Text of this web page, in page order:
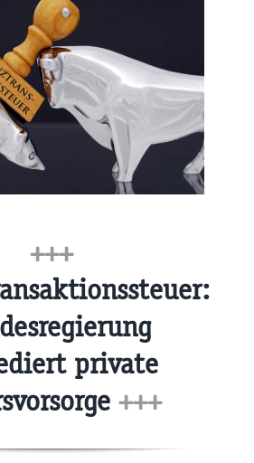
+++
private
+++